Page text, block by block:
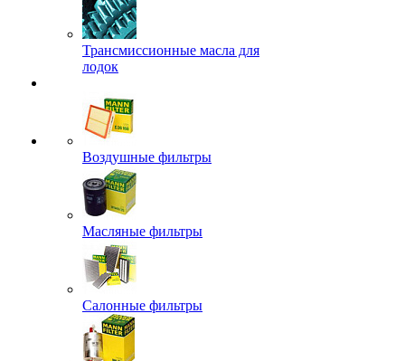
Трансмиссионные масла для
лодок
Воздушные фильтры
Масляные фильтры
Салонные фильтры